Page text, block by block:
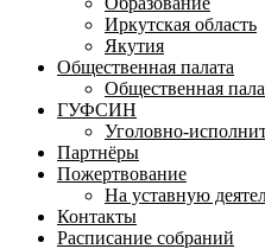
Иркутская область
Якутия
Общественная палата
Общественная
ГУФСИН
Уголовно-
Партнёры
Пожертвование
На уставную
Контакты
Расписание собраний